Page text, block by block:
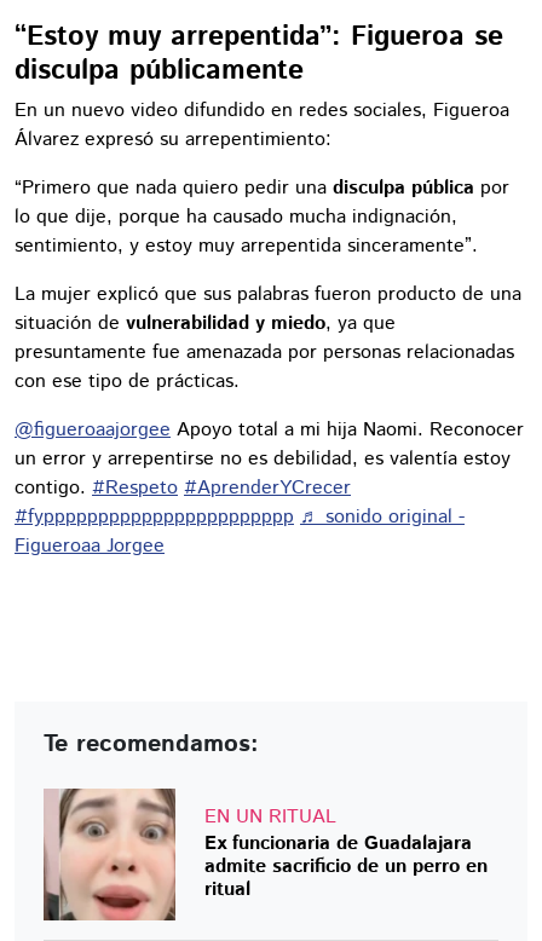
“Estoy muy arrepentida”: Figueroa se
disculpa públicamente
En un nuevo video difundido en redes sociales, Figueroa
Álvarez expresó su arrepentimiento:
“Primero que nada quiero pedir una disculpa pública por
lo que dije, porque ha causado mucha indignación,
sentimiento, y estoy muy arrepentida sinceramente”.
La mujer explicó que sus palabras fueron producto de una
situación de vulnerabilidad y miedo, ya que
presuntamente fue amenazada por personas relacionadas
con ese tipo de prácticas.
@figueroaajorgee Apoyo total a mi hija Naomi. Reconocer
un error y arrepentirse no es debilidad, es valentía estoy
contigo. #Respeto #AprenderYCrecer
#fyppppppppppppppppppppppp ♬ sonido original -
Figueroaa Jorgee
Te recomendamos:
EN UN RITUAL
Ex funcionaria de Guadalajara
admite sacrificio de un perro en
ritual